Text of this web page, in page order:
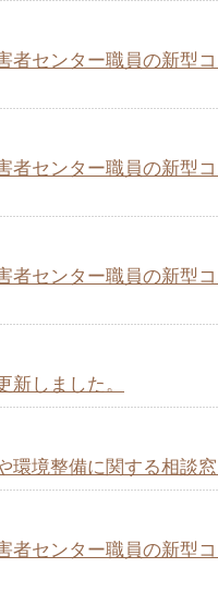
者センター職員の新型
者センター職員の新型
者センター職員の新型
しました。
環境整備に関する相談
者センター職員の新型